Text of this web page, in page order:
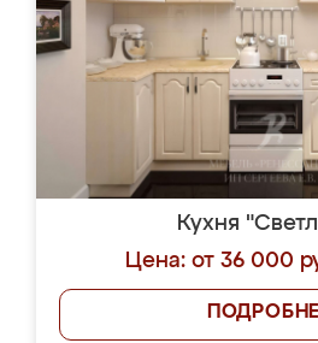
Кухня
Цена: от 36 000